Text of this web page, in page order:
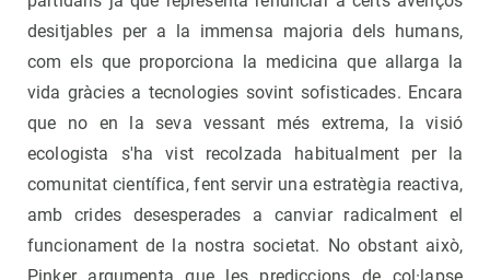
desitjables per a la immensa majoria dels humans,
com els que proporciona la medicina que allarga la
vida gràcies a tecnologies sovint sofisticades. Encara
que no en la seva vessant més extrema, la visió
ecologista s'ha vist recolzada habitualment per la
comunitat científica, fent servir una estratègia reactiva,
amb crides desesperades a canviar radicalment el
funcionament de la nostra societat. No obstant això,